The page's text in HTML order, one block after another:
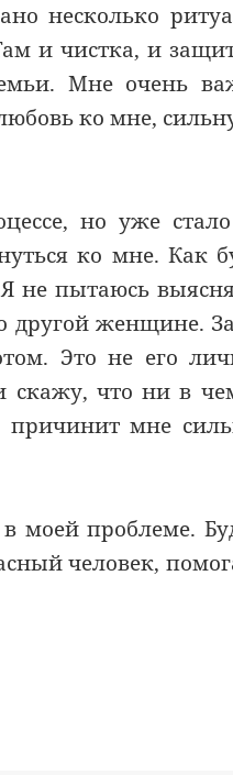
несколько
и чистка, и
Мне очень
ко мне,
но уже
ко мне. Как
не пытаюсь
другой женщине.
Это не его
скажу, что ни в
причинит мне
моей проблеме.
человек,